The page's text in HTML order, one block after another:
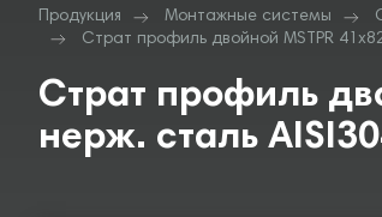
Продукция Монтажные системы
Страт профиль двойной MSTPR
Страт профиль
нерж. сталь